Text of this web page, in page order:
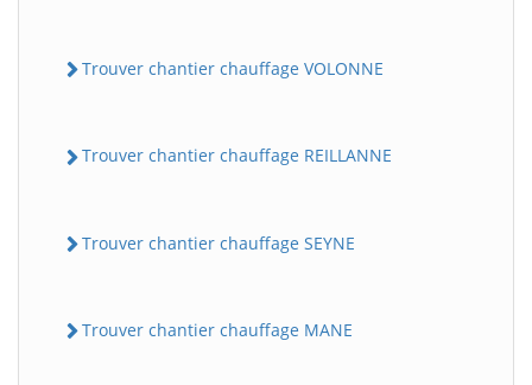
Trouver chantier chauffage VOLONNE
Trouver chantier chauffage REILLANNE
Trouver chantier chauffage SEYNE
Trouver chantier chauffage MANE